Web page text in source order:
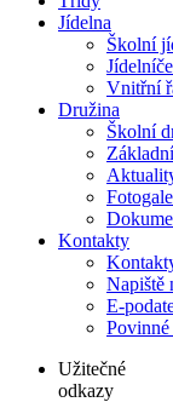
Jídelna
Školní
Vnitřní
Družina
Školní
Kontakty
Napiště
E-
Užitečné
odkazy